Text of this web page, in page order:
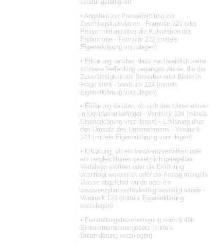
Leistungsfähigkeit
• Angaben zur Preisermittlung zur
Zuschlagskalkulation - Formular 221 oder
Preisermittlung über die Kalkulation der
Endsumme - Formular 222 (mittels
Eigenerklärung vorzulegen)
• Erklärung darüber, dass nachweislich keine
schwere Verfehlung begangen wurde, die die
Zuverlässigkeit als Bewerber oder Bieter in
Frage stellt - Vordruck 124 (mittels
Eigenerklärung vorzulegen)
• Erklärung darüber, ob sich das Unternehmen
in Liquidation befindet - Vordruck 124 (mittels
Eigenerklärung vorzulegen) • Erklärung über
den Umsatz des Unternehmens - Vordruck
124 (mittels Eigenerklärung vorzulegen)
• Erklärung, ob ein Insolvenzverfahren oder
ein vergleichbares gesetzlich geregeltes
Verfahren eröffnet oder die Eröffnung
beantragt worden ist oder der Antrag mangels
Masse abgelehnt wurde oder ein
Insolvenzplan rechtskräftig bestätigt wurde -
Vordruck 124 (mittels Eigenerklärung
vorzulegen)
• Freistellungsbescheinigung nach § 48b
Einkommensteuergesetz (mittels
Dritterklärung vorzulegen)